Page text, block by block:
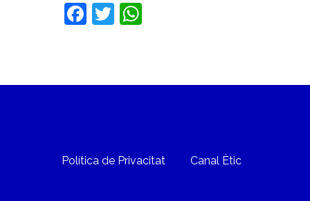
Facebook
Twitter
Política de Privacitat Canal Ètic